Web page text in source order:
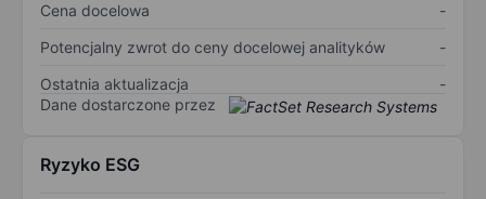
Cena docelowa
-
Potencjalny zwrot do ceny docelowej analityków
-
Ostatnia aktualizacja
-
Dane dostarczone przez
Ryzyko ESG